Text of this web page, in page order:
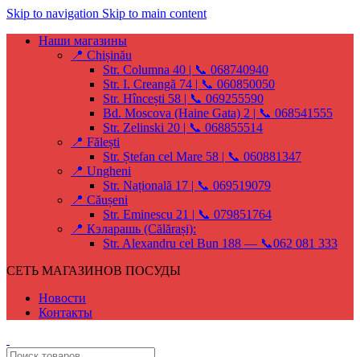
Skip to navigation Skip to main content
Наши магазины
📍 Chișinău
Str. Columna 40 | 📞 068740940
Str. I. Creangă 74 | 📞 060850050
Str. Hîncești 58 | 📞 069255590
Bd. Moscova (Haine Gata) 2 | 📞 068541555
Str. Zelinski 20 | 📞 068855514
📍 Fălești
Str. Ștefan cel Mare 58 | 📞 060881347
📍 Ungheni
Str. Națională 17 | 📞 069519079
📍 Căușeni
Str. Eminescu 21 | 📞 079851764
📍 Кэларашь (Călărași):
Str. Alexandru cel Bun 188 — 📞062 081 333
СЕТЬ МАГАЗИНОВ ПОСУДЫ
Новости
Контакты